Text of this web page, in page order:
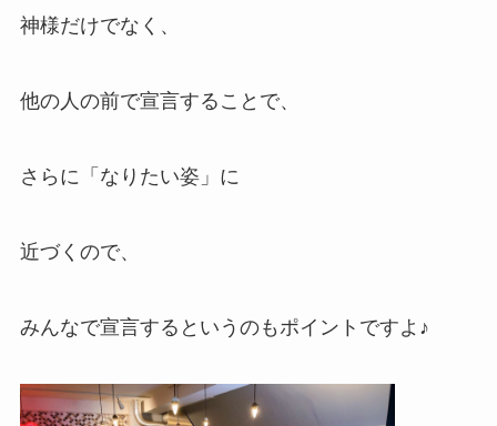
神様だけでなく、
他の人の前で宣言することで、
さらに「なりたい姿」に
近づくので、
みんなで宣言するというのもポイントですよ♪